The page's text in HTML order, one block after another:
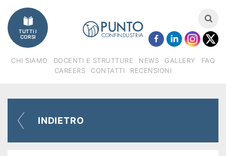
Imprese
Catalogo
corsi
Regione
Veneto
(FSE)
TUTTI I
CORSI
CHI SIAMO DOCENTI E STRUTTURE NEWS GALLERY
FAQ
CAREERS
CONTATTI RECENSIONI
INDIETRO